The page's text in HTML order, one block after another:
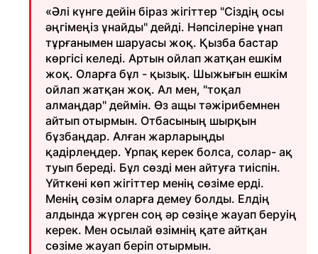
«Әлі күнге дейін біраз жігіттер "Сіздің осы
әңгімеңіз ұнайды" дейді. Нәпсілеріне ұнап
тұрғанымен шаруасы жоқ. Қызба бастар
көргісі келеді. Артын ойлап жатқан ешкім
жоқ. Оларға бұл - қызық. Шыжығын ешкім
ойлап жатқан жоқ. Ал мен, "тоқал
алмаңдар" деймін. Өз ащы тәжірибемнен
айтып отырмын. Отбасының шырқын
бұзбаңдар. Алған жарларыңды
қадірлеңдер. Ұрпақ керек болса, солар- ақ
туып береді. Бұл сөзді мен айтуға тиіспін.
Үйткені көп жігіттер менің сөзіме ерді.
Менің сөзім оларға демеу болды. Елдің
алдында жүрген соң әр сөзіңе жауап беруің
керек. Мен осылай өзімнің қате айтқан
сөзіме жауап беріп отырмын.